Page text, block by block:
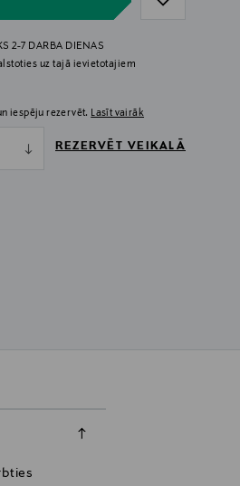
2-7 DARBA DIENAS
uz tajā ievietotajiem
iespēju rezervēt. Lasīt vairāk
REZERVĒT VEIKALĀ